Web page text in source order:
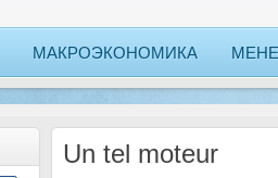
МАКРОЭКОНОМИКА
Un tel moteur